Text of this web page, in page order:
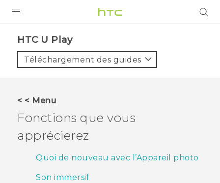
VIVE
VIVERSE
ASSISTANCE
Appareils HTC & Accessoires
Connexion
HTC U Play‎
Téléchargement des guides
< < Menu
Fonctions que vous
apprécierez
Quoi de nouveau avec l’Appareil photo
Son immersif